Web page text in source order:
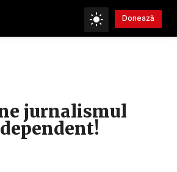
Donează
jurnalismul